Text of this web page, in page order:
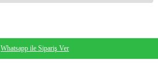
Whatsapp ile Sipariş Ver